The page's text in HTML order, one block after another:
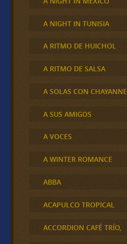
A NIGHT IN TUNISIA
A RITMO DE HUICHOL
A RITMO DE SALSA
A SOLAS CON CHAYANNE
A SUS AMIGOS
A VOCES
A WINTER ROMANCE
ABBA
ACAPULCO TROPICAL
ACCORDION CAFÉ TRÍO,